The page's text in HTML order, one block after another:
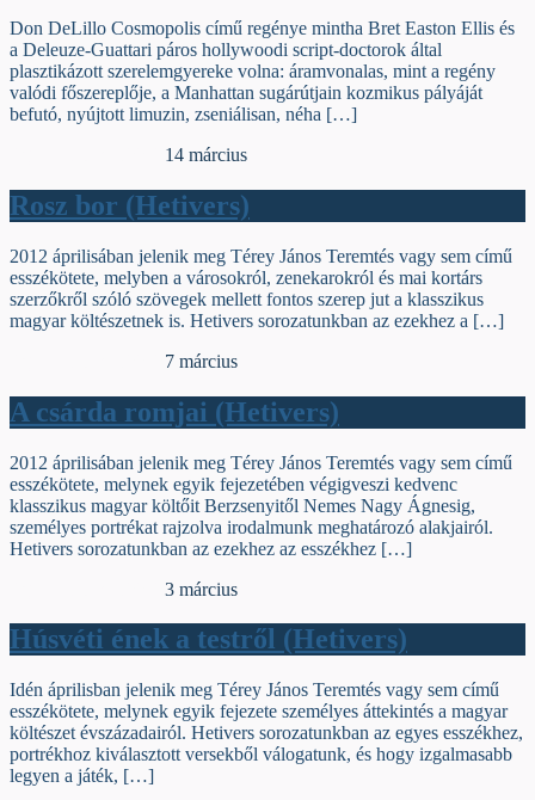
Don DeLillo Cosmopolis című regénye mintha Bret Easton Ellis és
a Deleuze-Guattari páros hollywoodi script-doctorok által
plasztikázott szerelemgyereke volna: áramvonalas, mint a regény
valódi főszereplője, a Manhattan sugárútjain kozmikus pályáját
befutó, nyújtott limuzin, zseniálisan, néha […]
14 március
Rosz bor (Hetivers)
2012 áprilisában jelenik meg Térey János Teremtés vagy sem című
esszékötete, melyben a városokról, zenekarokról és mai kortárs
szerzőkről szóló szövegek mellett fontos szerep jut a klasszikus
magyar költészetnek is. Hetivers sorozatunkban az ezekhez a […]
7 március
A csárda romjai (Hetivers)
2012 áprilisában jelenik meg Térey János Teremtés vagy sem című
esszékötete, melynek egyik fejezetében végigveszi kedvenc
klasszikus magyar költőit Berzsenyitől Nemes Nagy Ágnesig,
személyes portrékat rajzolva irodalmunk meghatározó alakjairól.
Hetivers sorozatunkban az ezekhez az esszékhez […]
3 március
Húsvéti ének a testről (Hetivers)
Idén áprilisban jelenik meg Térey János Teremtés vagy sem című
esszékötete, melynek egyik fejezete személyes áttekintés a magyar
költészet évszázadairól. Hetivers sorozatunkban az egyes esszékhez,
portrékhoz kiválasztott versekből válogatunk, és hogy izgalmasabb
legyen a játék, […]